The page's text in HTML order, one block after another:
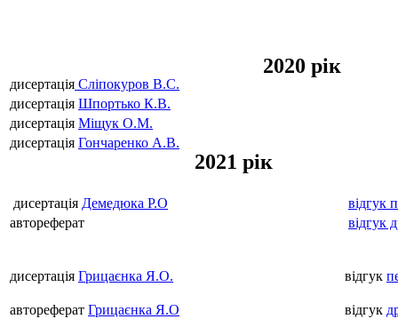
2020 рік
дисертація Сліпокуров В.С.
дисертація Шпортько К.В.
дисертація Міщук О.М.
дисертація Гончаренко А.В.
2021 рік
дисертація Демедюка Р.О
відгук
автореферат
відгук
дисертація Грицаєнка Я.О. відгук
автореферат Грицаєнка Я.О відгук